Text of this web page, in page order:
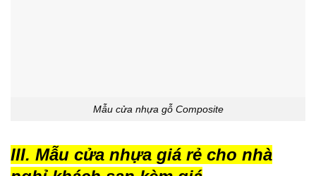
Mẫu cửa nhựa gỗ Composite
III. Mẫu cửa nhựa giá rẻ cho nhà